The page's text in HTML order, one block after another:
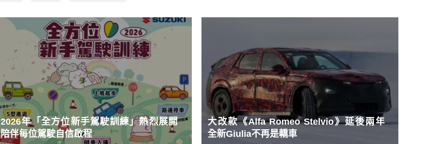
2026年「全方位新手駕駛訓練」熱烈展開
陪伴每位駕駛自信啟程
大改款《Alfa Romeo Stelvio》延後兩年
全新Giulia不再是轎車